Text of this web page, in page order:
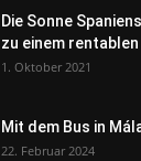
Die Sonne
zu einem
1. Oktober 2021
Mit dem Bus in
22. Februar 2024